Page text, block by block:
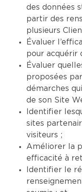
des données
partir des
plusieurs
Évaluer
pour acquérir
Évaluer
proposées
démarches
de son Site
Identifier
sites
visiteurs ;
Améliorer la
efficacité à
Identifier le